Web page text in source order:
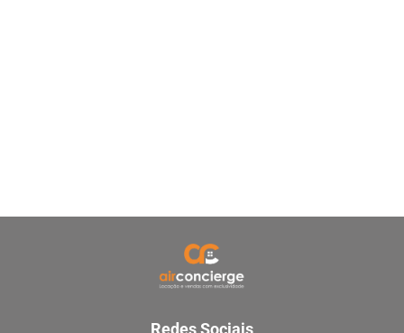
Redes Sociais